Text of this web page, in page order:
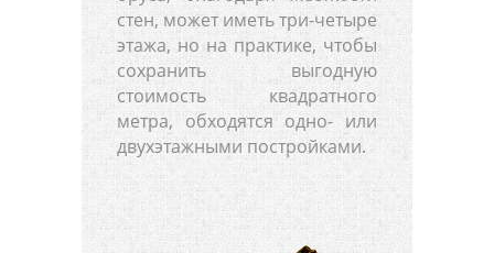
стен, может иметь три-четыре
этажа, но на практике, чтобы
сохранить выгодную
стоимость квадратного
метра, обходятся одно- или
двухэтажными постройками.